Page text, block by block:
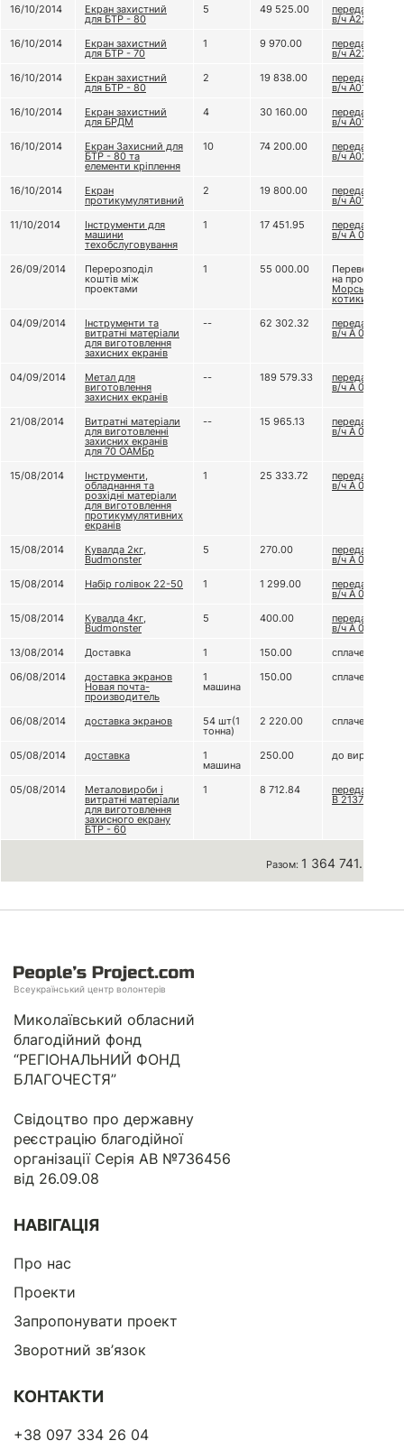
16/10/2014
Екран захистний
для БТР - 80
5 49 525.00 передали до
в/ч А2277
16/10/2014
Екран захистний
для БТР - 70
1 9 970.00 передали до
в/ч А2277
16/10/2014
Екран захистний
для БТР - 80
2 19 838.00 передали до
в/ч А0139
16/10/2014
Екран захистний
для БРДМ
4 30 160.00 передали до
в/ч А0139
16/10/2014
Екран Захисний для
БТР - 80 та
елементи кріплення
10 74 200.00 передали до
в/ч А0224
16/10/2014 Екран
протикумулятивний
2 19 800.00 передали до
в/ч А0139
11/10/2014
Інструменти для
машини
техобслуговування
1 17 451.95 передали до
в/ч А 0224
26/09/2014 Перерозподіл
коштів між
проектами
1 55 000.00 Переведено
на проект
Морські
котики
04/09/2014
Інструменти та
витратні матеріали
для виготовлення
захисних екранів
-- 62 302.32 передано до
в/ч А 0224
04/09/2014 Метал для
виготовлення
захисних екранів
-- 189 579.33 передано до
в/ч А 0224
21/08/2014 Витратні матеріали
для виготовленні
захисних екранів
для 70 ОАМБр
-- 15 965.13 передали до
в/ч А 0224
15/08/2014 Інструменти,
обладнання та
розхідні матеріали
для виготовлення
протикумулятивних
екранів
1 25 333.72 передали до
в/ч А 0224
15/08/2014 Кувалда 2кг,
Budmonster
5 270.00 передали до
в/ч А 0224
15/08/2014
Набір голівок 22-50 1 1 299.00 передали до
в/ч А 0224
15/08/2014
Кувалда 4кг,
Budmonster
5 400.00 передали до
в/ч А 0224
13/08/2014
Доставка 1 150.00
сплачено
06/08/2014
доставка экранов
Новая почта-
производитель
1
машина
150.00 сплачено
06/08/2014 доставка экранов 54 шт(1
тонна)
2 220.00 сплачено
05/08/2014 доставка 1
машина
250.00 до виробника
05/08/2014 Металовироби і
витратні матеріали
для виготовлення
захисного екрану
БТР - 60
1 8 712.84 передано в/ч
В 2137
Разом: 1 364 741.38 грн
Всеукраїнський центр волонтерів
Миколаївський обласний
благодійний фонд
“РЕГІОНАЛЬНИЙ ФОНД
БЛАГОЧЕСТЯ”
Свідоцтво про державну
реєстрацію благодійної
організації Серія АВ №736456
від 26.09.08
НАВІГАЦІЯ
Про нас
Проекти
Запропонувати проект
Зворотний зв’язок
КОНТАКТИ
+38 097 334 26 04